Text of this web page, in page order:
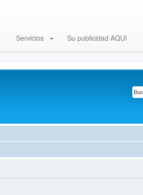
Servicios Su publicidad AQUI